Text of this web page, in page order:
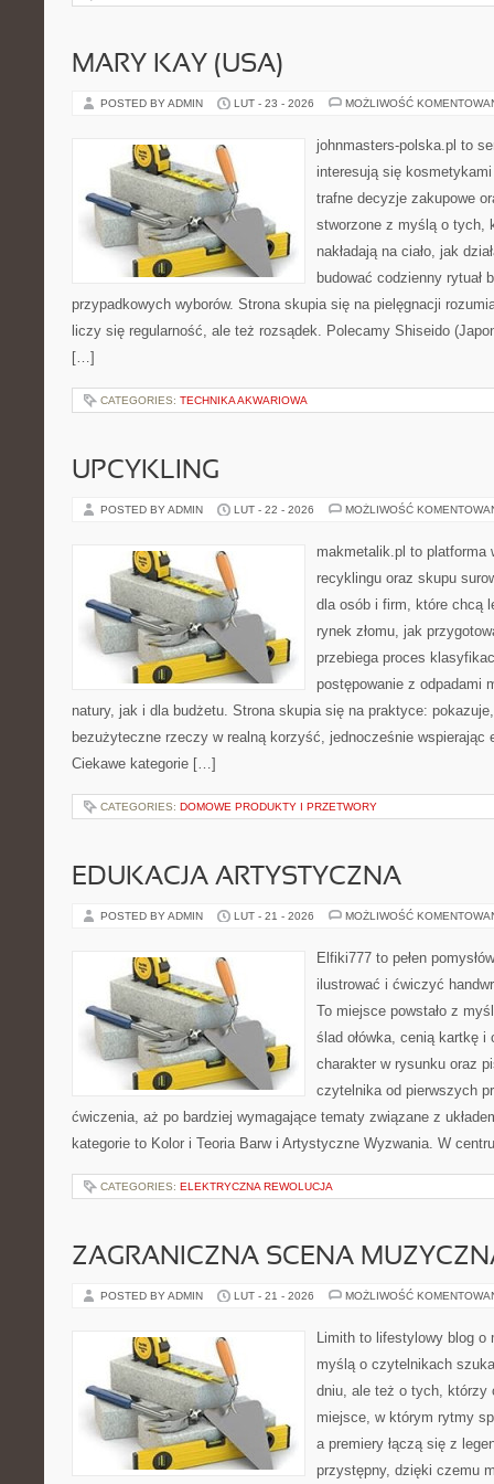
MARY KAY (USA)
POSTED BY ADMIN LUT - 23 - 2026 MOŻLIWOŚĆ
johnmasters-polska.pl to
interesują się
trafne decyzje zakupowe
stworzone z myślą o tych,
nakładają na ciało, jak
budować codzienny rytuał
przypadkowych wyborów. Strona skupia się na pielęgnacji
liczy się regularność, ale też rozsądek. Polecamy Shiseido
[…]
CATEGORIES: TECHNIKA AKWARIOWA
UPCYKLING
POSTED BY ADMIN LUT - 22 - 2026 MOŻLIWOŚĆ
makmetalik.pl to platforma
recyklingu oraz skupu
dla osób i firm, które chcą
rynek złomu, jak
przebiega proces
postępowanie z odpadami
natury, jak i dla budżetu. Strona skupia się na praktyce:
bezużyteczne rzeczy w realną korzyść, jednocześnie wspierając
Ciekawe kategorie […]
CATEGORIES: DOMOWE PRODUKTY I PRZETWORY
EDUKACJA ARTYSTYCZNA
POSTED BY ADMIN LUT - 21 - 2026 MOŻLIWOŚĆ
Elfiki777 to pełen
ilustrować i ćwiczyć
To miejsce powstało z
ślad ołówka, cenią kartkę i
charakter w rysunku oraz
czytelnika od pierwszych
ćwiczenia, aż po bardziej wymagające tematy związane z
kategorie to Kolor i Teoria Barw i Artystyczne Wyzwania. W
CATEGORIES: ELEKTRYCZNA REWOLUCJA
ZAGRANICZNA SCENA
POSTED BY ADMIN LUT - 21 - 2026 MOŻLIWOŚĆ
Limith to lifestylowy blog o
myślą o czytelnikach
dniu, ale też o tych, którzy
miejsce, w którym rytmy
a premiery łączą się z
przystępny, dzięki czemu